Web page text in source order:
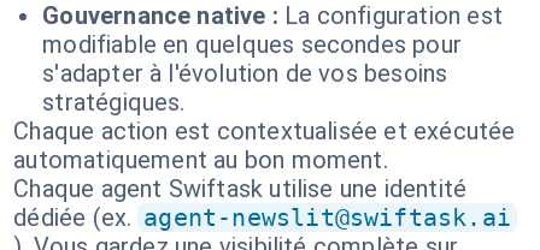
Gouvernance native : La configuration est
modifiable en quelques secondes pour
s'adapter à l'évolution de vos besoins
stratégiques.
Chaque action est contextualisée et exécutée
automatiquement au bon moment.
Chaque agent Swiftask utilise une identité
dédiée (ex. agent-newslit@swiftask.ai